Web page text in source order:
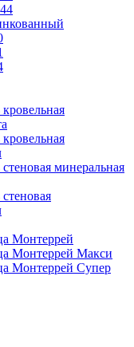
минеральная
Монтеррей
Монтеррей Макси
Монтеррей Супер